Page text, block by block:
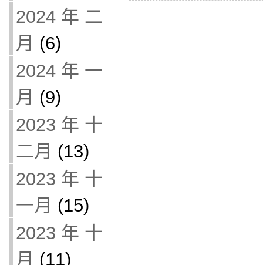
2024 年 二
月 (6)
2024 年 一
月 (9)
2023 年 十
二月 (13)
2023 年 十
一月 (15)
2023 年 十
月 (11)